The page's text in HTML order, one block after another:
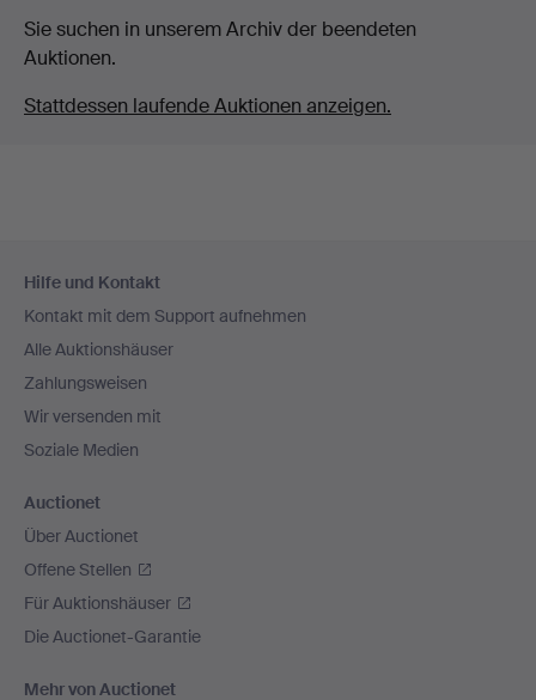
Sie suchen in unserem Archiv der beendeten
Auktionen.
Stattdessen laufende Auktionen anzeigen.
Navigation
Hilfe und Kontakt
Kontakt mit dem Support aufnehmen
Alle Auktionshäuser
Zahlungsweisen
Wir versenden mit
Soziale Medien
Auctionet
Über Auctionet
Offene Stellen
Für Auktionshäuser
Die Auctionet-Garantie
Mehr von Auctionet